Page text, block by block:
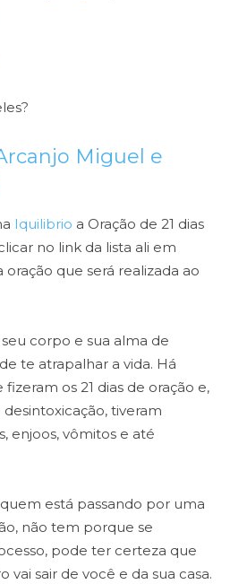
Miguel e
Iquilibrio a Oração de 21 dias
no link da lista ali em
que será realizada ao
corpo e sua alma de
te atrapalhar a vida. Há
os 21 dias de oração e,
tiveram
enjoos, vômitos e até
está passando por uma
não tem porque se
pode ter certeza que
sair de você e da sua casa.